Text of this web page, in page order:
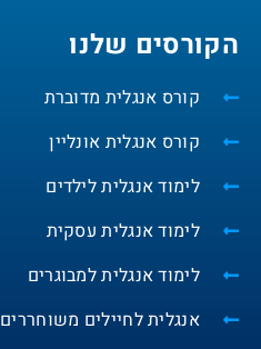
הקורסים שלנו
קורס אנגלית מדוברת
קורס אנגלית אונליין
לימוד אנגלית לילדים
לימוד אנגלית עסקית
לימוד אנגלית למבוגרים
אנגלית לחיילים משוחררים